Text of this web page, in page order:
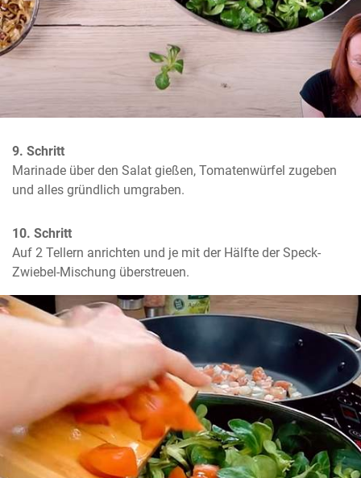
9. Schritt
Marinade über den Salat gießen, Tomatenwürfel zugeben
und alles gründlich umgraben.
10. Schritt
Auf 2 Tellern anrichten und je mit der Hälfte der Speck-
Zwiebel-Mischung überstreuen.